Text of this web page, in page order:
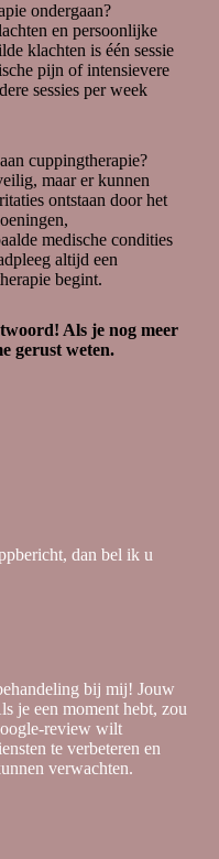
er nodig voor
varieert per
van de klachten en
Over het
vaak al na één of
om de resultaten te
aan
zoals lichte
op de
belangrijk om
de massage om het
van vrijgekomen
hands-on benadering
met de handen werkt
en tools, is cupping
techniek waarbij de
tussen
hangt af van
en de specifieke
hoe werkt het?
vacuüm cups op
verklevingen los te
stimuleren. Het helpt
spieren, het
van zuurstofrijk
ondergaan?
en persoonlijke
klachten is één sessie
pijn of intensievere
sessies per week
cuppingtherapie?
maar er kunnen
ontstaan door het
medische condities
altijd een
begint.
Als je nog meer
gerust weten.
dan bel ik u
bij mij! Jouw
je een moment hebt, zou
review wilt
te verbeteren en
verwachten.